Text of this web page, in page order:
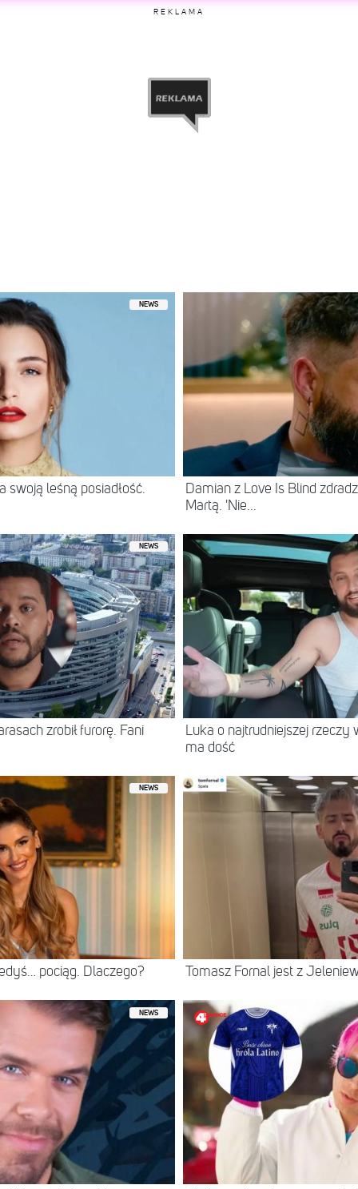
REKLAMA
NEWS
leśną posiadłość.
Damian z Love Is Blind
Martą. 'Nie...
NEWS
zrobił furorę. Fani
Luka o najtrudniejszej rzeczy
ma dość
NEWS
pociąg. Dlaczego? Tomasz Fornal jest z
NEWS